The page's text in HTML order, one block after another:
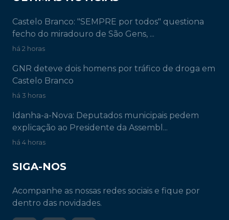
Castelo Branco: "SEMPRE por todos" questiona
fecho do miradouro de São Gens, ...
há 2 horas
GNR deteve dois homens por tráfico de droga em
Castelo Branco
há 3 horas
Idanha-a-Nova: Deputados municipais pedem
explicação ao Presidente da Assembl...
há 4 horas
SIGA-NOS
Acompanhe as nossas redes sociais e fique por
dentro das novidades.